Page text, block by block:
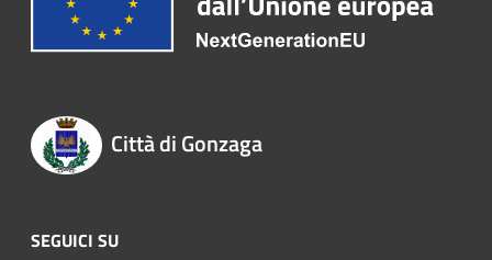
Città di Gonzaga
SEGUICI SU